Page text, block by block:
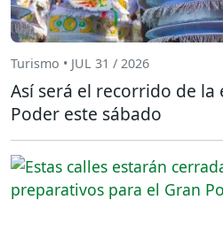
Turismo • JUL 31 / 2026
Así será el recorrido de
Poder este sábado